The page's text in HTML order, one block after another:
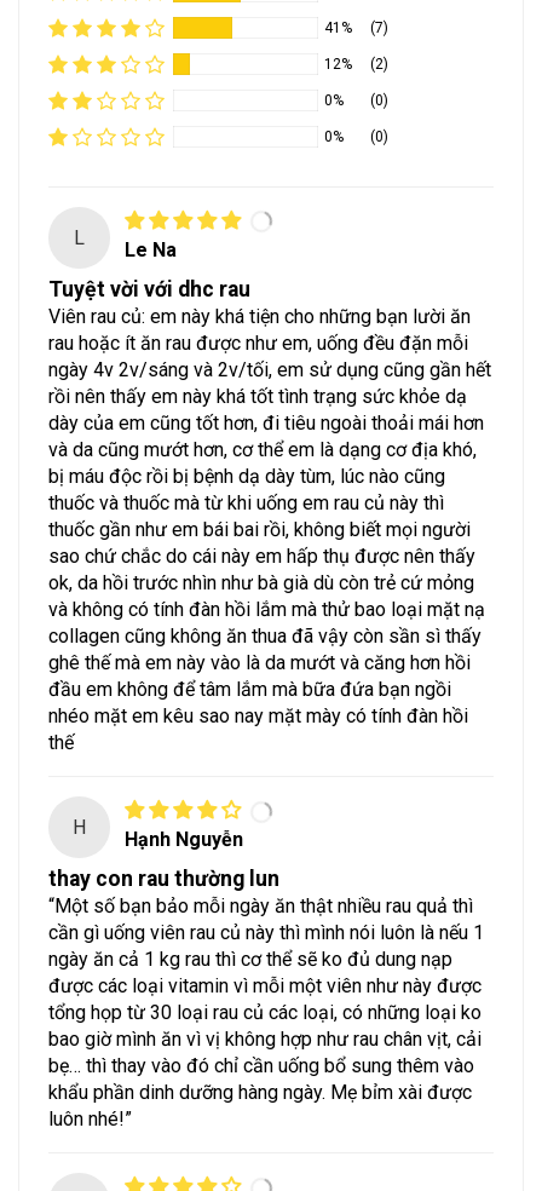
41% (7)
12% (2)
0% (0)
0% (0)
L
Le Na
Tuyệt vời với dhc rau
Viên rau củ: em này khá tiện cho những bạn lười ăn
rau hoặc ít ăn rau được như em, uống đều đặn mỗi
ngày 4v 2v/sáng và 2v/tối, em sử dụng cũng gần hết
rồi nên thấy em này khá tốt tình trạng sức khỏe dạ
dày của em cũng tốt hơn, đi tiêu ngoài thoải mái hơn
và da cũng mướt hơn, cơ thể em là dạng cơ địa khó,
bị máu độc rồi bị bệnh dạ dày tùm, lúc nào cũng
thuốc và thuốc mà từ khi uống em rau củ này thì
thuốc gần như em bái bai rồi, không biết mọi người
sao chứ chắc do cái này em hấp thụ được nên thấy
ok, da hồi trước nhìn như bà già dù còn trẻ cứ mỏng
và không có tính đàn hồi lắm mà thử bao loại mặt nạ
collagen cũng không ăn thua đã vậy còn sần sì thấy
ghê thế mà em này vào là da mướt và căng hơn hồi
đầu em không để tâm lắm mà bữa đứa bạn ngồi
nhéo mặt em kêu sao nay mặt mày có tính đàn hồi
thế
H
Hạnh Nguyễn
thay con rau thường lun
“Một số bạn bảo mỗi ngày ăn thật nhiều rau quả thì
cần gì uống viên rau củ này thì mình nói luôn là nếu 1
ngày ăn cả 1 kg rau thì cơ thể sẽ ko đủ dung nạp
được các loại vitamin vì mỗi một viên như này được
tổng họp từ 30 loại rau củ các loại, có những loại ko
bao giờ mình ăn vì vị không hợp như rau chân vịt, cải
bẹ… thì thay vào đó chỉ cần uống bổ sung thêm vào
khẩu phần dinh dưỡng hàng ngày. Mẹ bỉm xài được
luôn nhé!”